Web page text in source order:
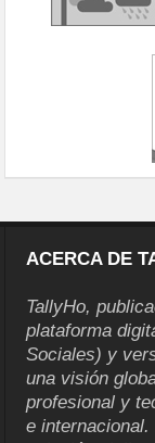
ACERCA DE
TallyHo,
plataforma
Sociales) y
una visión
profesional y
e